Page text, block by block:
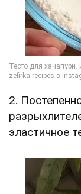
2.
эластичное